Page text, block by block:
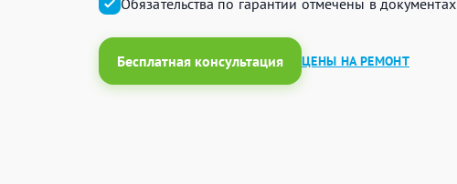
Бесплатная консультация ЦЕНЫ НА РЕМОНТ